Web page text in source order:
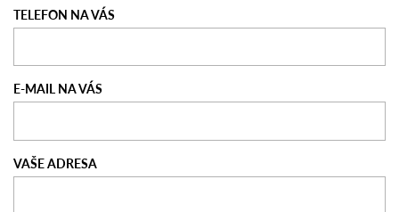
TELEFON NA VÁS
E-MAIL NA VÁS
VAŠE ADRESA